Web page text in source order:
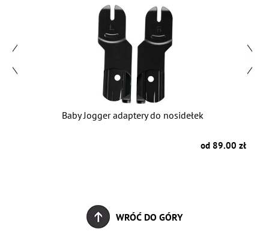
Baby Jogger adaptery do nosidełek
od 89.00 zł
WRÓĆ DO GÓRY